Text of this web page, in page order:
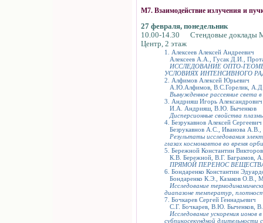
М7. Взаимодействие излучения и
27 февраля, понедельник
10.00-14.30 Стендовые доклады
Центр, 2 этаж
1. Алексеев Алексей Андреевич
Алексеев А.А., Гусак Д.И.,
ИССЛЕДОВАНИЕ ОПТО-
УСЛОВИЯХ ИНТЕНСИВНОГО
2. Алфимов Алексей Юрьевич
А.Ю.Алфимов, В.С.Горелик,
Вынужденное рассеяние света
3. Андрияш Игорь Александрович
И.А. Андрияш, В.Ю. Быченков
Дисперсионные свойства
4. Безрукавнов Алексей Сергеевич
Безрукавнов А.С., Иванова
Результаты исследования
глазах космонавтов во время
5. Бережной Константин
К.В. Бережной, В.Г. Баграмов,
ПРЯМОЙ ПЕРЕНОС
6. Бондаренко Константин
Бондаренко К.Э., Казаков
Исследование
диапазоне температур,
7. Бочкарев Сергей Геннадьевич
С.Г. Бочкарев, В.Ю. Быченков,
Исследование ускорения ионов
субпикосекундной